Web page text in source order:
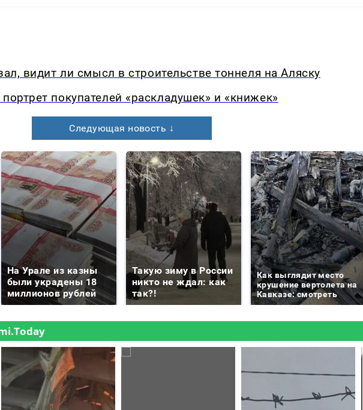
видит ли смысл в строительстве тоннеля на Аляску
покупателей «раскладушек» и «книжек»
Следующая новость ↓
На Урале из казны
были украдены 18
миллионов рублей
Такую зиму в России
никто не ждал: как
так?!
Как выглядит место
крушение вертолета на
Кавказе: смотреть